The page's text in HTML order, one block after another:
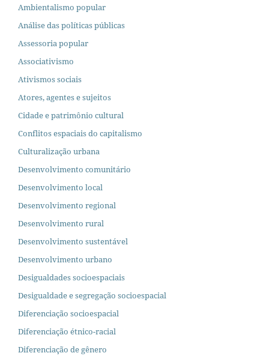
Ambientalismo popular
Análise das políticas públicas
Assessoria popular
Associativismo
Ativismos sociais
Atores, agentes e sujeitos
Cidade e patrimônio cultural
Conflitos espaciais do capitalismo
Culturalização urbana
Desenvolvimento comunitário
Desenvolvimento local
Desenvolvimento regional
Desenvolvimento rural
Desenvolvimento sustentável
Desenvolvimento urbano
Desigualdades socioespaciais
Desigualdade e segregação socioespacial
Diferenciação socioespacial
Diferenciação étnico-racial
Diferenciação de gênero